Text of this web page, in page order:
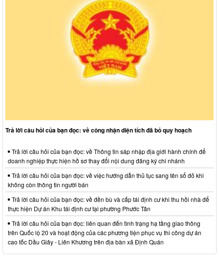
Trả lời câu hỏi của bạn đọc: về công nhận diện tích đã bỏ quy hoạch
Trả lời câu hỏi của bạn đọc: về Thông tin sáp nhập địa giới hành chính để
doanh nghiệp thực hiện hồ sơ thay đổi nội dung đăng ký chi nhánh
Trả lời câu hỏi của bạn đọc: về việc hướng dẫn thủ tục sang tên sổ đỏ khi
không còn thông tin người bán
Trả lời câu hỏi của bạn đọc: về đền bù và cấp tái định cư khi thu hồi nhà để
thực hiện Dự án Khu tái định cư tại phường Phước Tân
Trả lời câu hỏi của bạn đọc: liên quan đến tình trạng hạ tầng giao thông
trên Quốc lộ 20 và hoạt động của các phương tiện phục vụ thi công dự án
cao tốc Dầu Giây - Liên Khương trên địa bàn xã Định Quán